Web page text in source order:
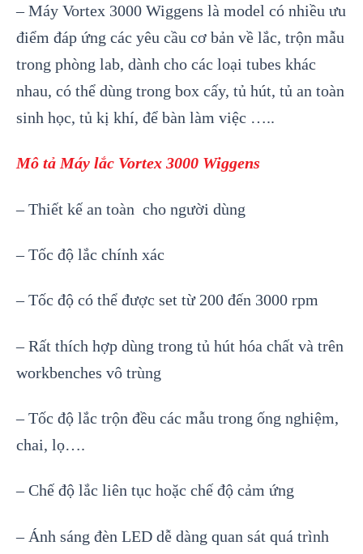
– Máy Vortex 3000 Wiggens là model có nhiều ưu
điểm đáp ứng các yêu cầu cơ bản về lắc, trộn mẫu
trong phòng lab, dành cho các loại tubes khác
nhau, có thể dùng trong box cấy, tủ hút, tủ an toàn
sinh học, tủ kị khí, để bàn làm việc …..
Mô tả Máy lắc Vortex 3000 Wiggens
– Thiết kế an toàn cho người dùng
– Tốc độ lắc chính xác
– Tốc độ có thể được set từ 200 đến 3000 rpm
– Rất thích hợp dùng trong tủ hút hóa chất và trên
workbenches vô trùng
– Tốc độ lắc trộn đều các mẫu trong ống nghiệm,
chai, lọ….
– Chế độ lắc liên tục hoặc chế độ cảm ứng
– Ánh sáng đèn LED dễ dàng quan sát quá trình